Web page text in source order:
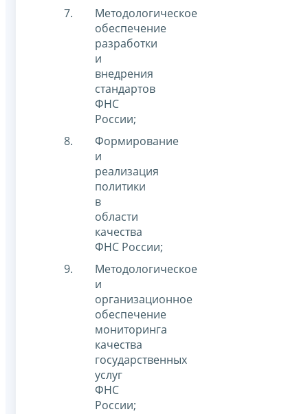
Методологическое
обеспечение
разработки
и
внедрения
стандартов
ФНС
России;
Формирование
и
реализация
политики
в
области
качества
ФНС России;
Методологическое
и
организационное
обеспечение
мониторинга
качества
государственных
услуг
ФНС
России;